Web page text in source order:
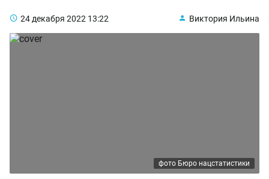
24 декабря 2022 13:22 Виктория Ильина
фото Бюро нацстатистики